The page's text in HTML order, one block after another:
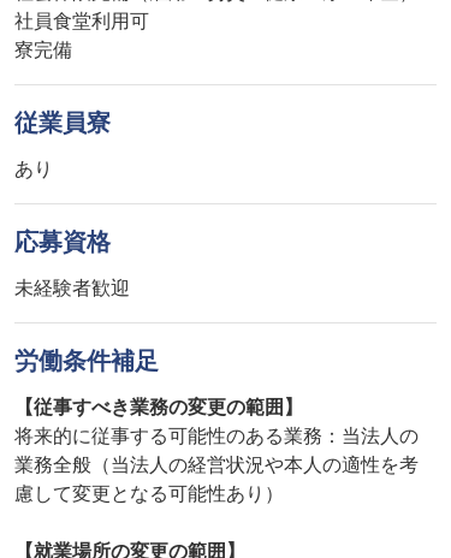
社員食堂利用可
寮完備
従業員寮
あり
応募資格
未経験者歓迎
労働条件補足
【従事すべき業務の変更の範囲】
将来的に従事する可能性のある業務：当法人の
業務全般（当法人の経営状況や本人の適性を考
慮して変更となる可能性あり）
【就業場所の変更の範囲】